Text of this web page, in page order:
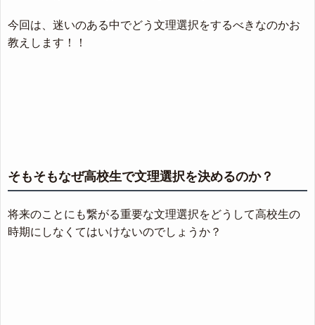
今回は、迷いのある中でどう文理選択をするべきなのかお
教えします！！
そもそもなぜ高校生で文理選択を決めるのか？
将来のことにも繋がる重要な文理選択をどうして高校生の
時期にしなくてはいけないのでしょうか？